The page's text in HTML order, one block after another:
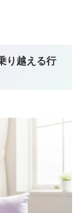
り越える行